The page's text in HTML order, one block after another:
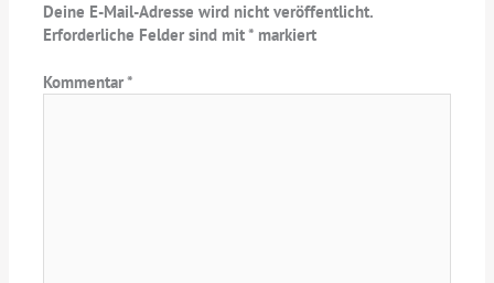
Deine E-Mail-Adresse wird nicht veröffentlicht.
Erforderliche Felder sind mit* markiert
Kommentar*